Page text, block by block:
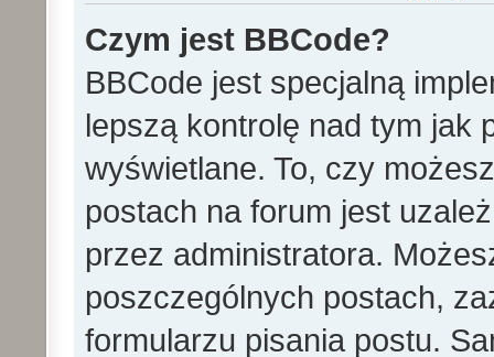
Czym jest BBCode?
BBCode jest specjalną
lepszą kontrolę nad tym jak
wyświetlane. To, czy
postach na forum jest
przez administratora.
poszczególnych postach,
formularzu pisania postu.